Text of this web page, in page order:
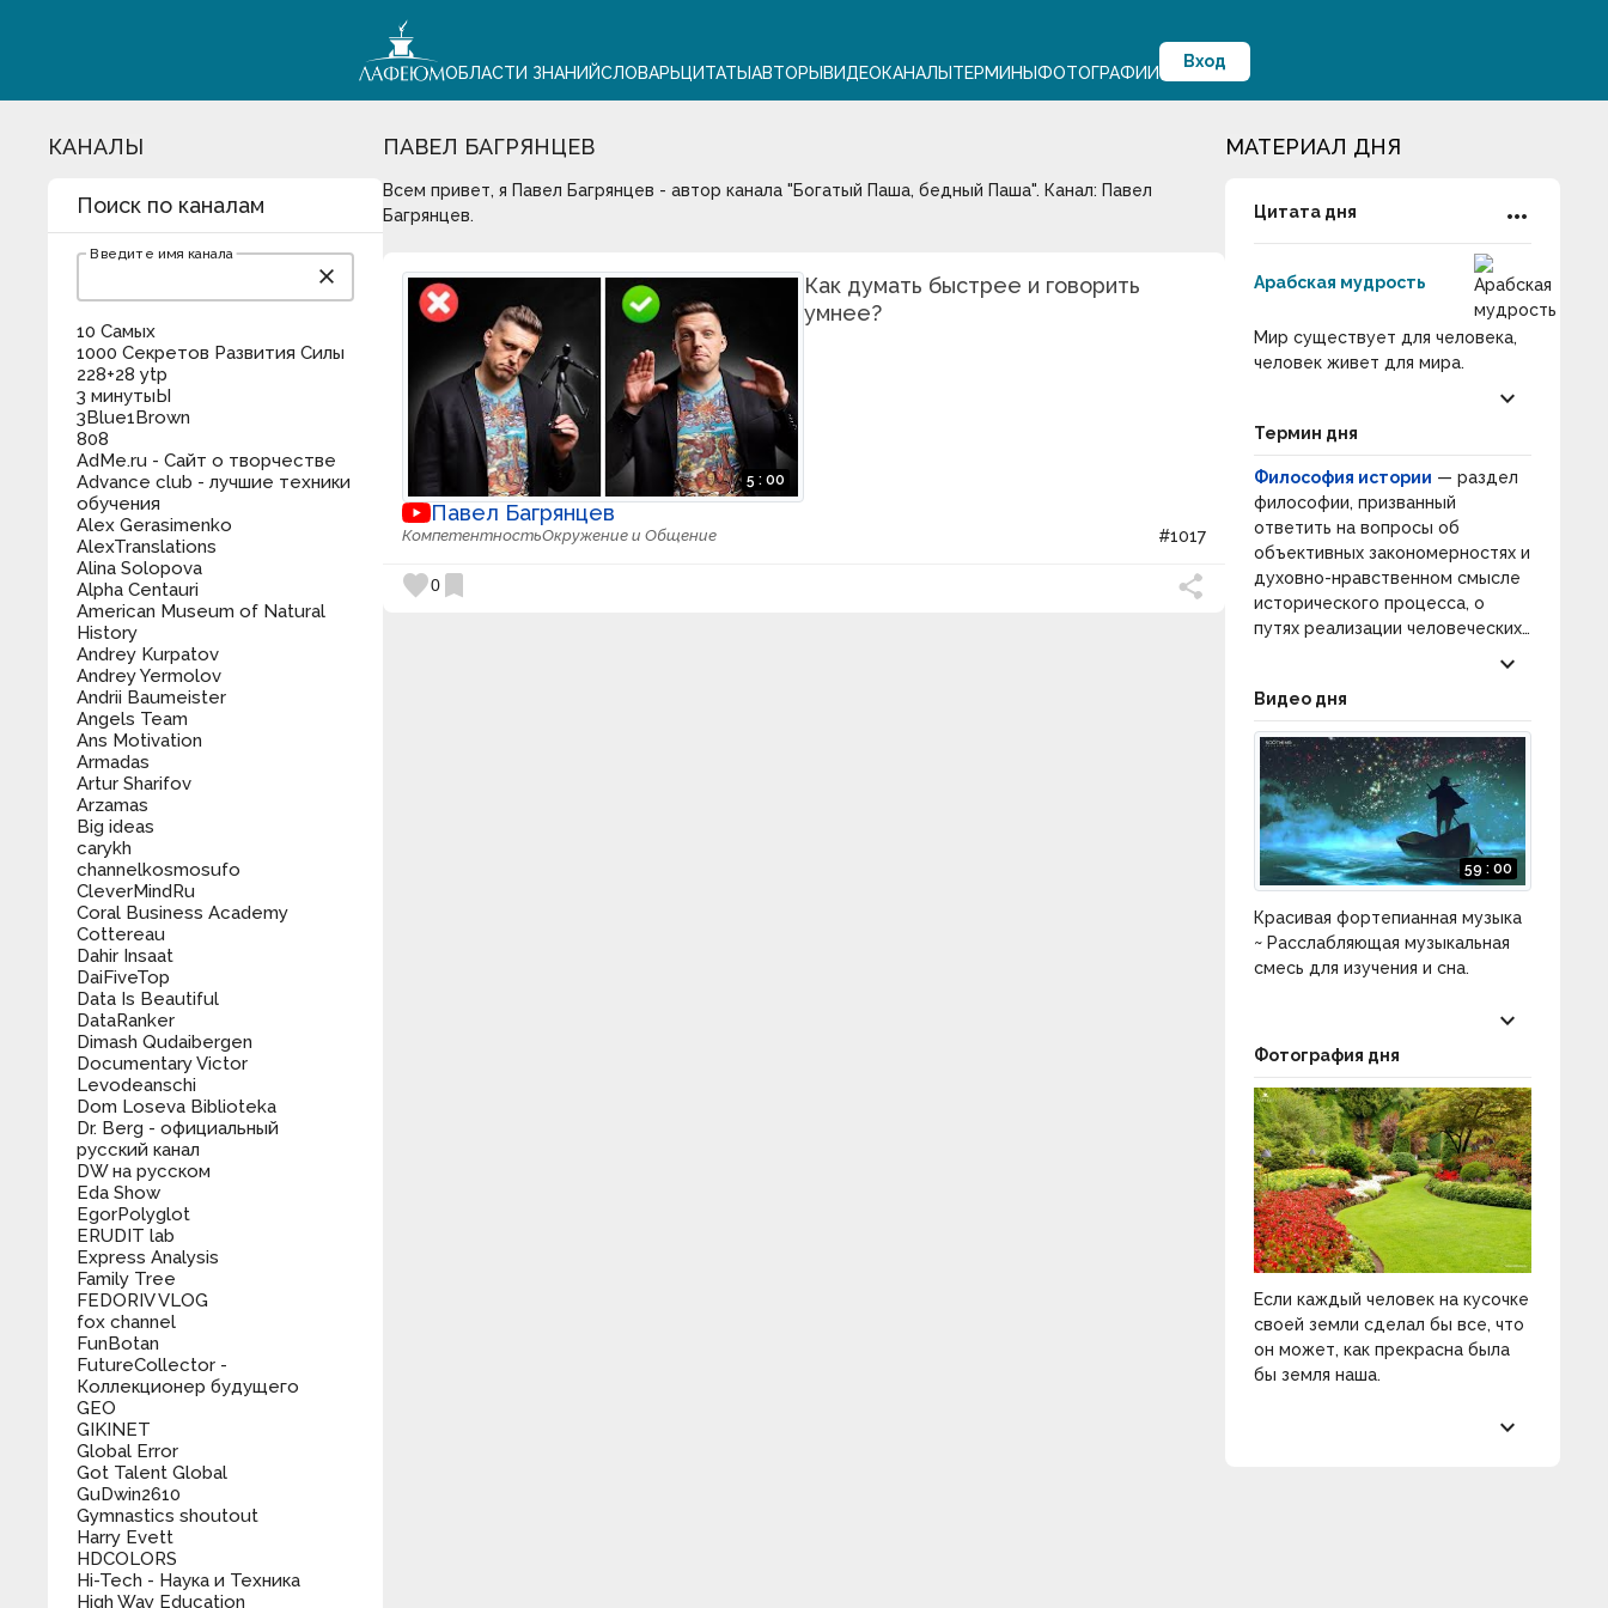
ОБЛАСТИ ЗНАНИЙСЛОВАРЬЦИТАТЫАВТОРЫВИДЕОКАНАЛЫТЕРМИНЫФОТОГРАФИИ
Вход
КАНАЛЫ
Поиск по каналам
Введите имя канала
close
10 Самых
1000 Секретов Развития Силы
228+28 ytp
3 минутыЫ
3Blue1Brown
808
AdMe.ru - Сайт о творчестве
Advance club - лучшие техники
обучения
Alex Gerasimenko
AlexTranslations
Alina Solopova
Alpha Centauri
American Museum of Natural
History
Andrey Kurpatov
Andrey Yermolov
Andrii Baumeister
Angels Team
Ans Motivation
Armadas
Artur Sharifov
Arzamas
Big ideas
carykh
channelkosmosufo
CleverMindRu
Coral Business Academy
Cottereau
Dahir Insaat
DaiFiveTop
Data Is Beautiful
DataRanker
Dimash Qudaibergen
Documentary Victor
Levodeanschi
Dom Loseva Biblioteka
Dr. Berg - официальный
русский канал
DW на русском
Eda Show
EgorPolyglot
ERUDIT lab
Express Analysis
Family Tree
FEDORIV VLOG
fox channel
FunBotan
FutureCollector -
Коллекционер будущего
GEO
GIKINET
Global Error
Got Talent Global
GuDwin2610
Gymnastics shoutout
Harry Evett
HDCOLORS
Hi-Tech - Наука и Техника
High Way Education
ПАВЕЛ БАГРЯНЦЕВ
Всем привет, я Павел Багрянцев - автор канала "Богатый Паша, бедный Паша". Канал: Павел
Багрянцев.
5 : 00
Как думать быстрее и говорить
умнее?
Павел Багрянцев
КомпетентностьОкружение и Общение #1017
favorite0 bookmark
МАТЕРИАЛ ДНЯ
Цитата дня more_horiz
Арабская мудрость
Мир существует для человека,
человек живет для мира.
keyboard_arrow_down
Термин дня
Философия истории — раздел
философии, призванный
ответить на вопросы об
объективных закономерностях и
духовно-нравственном смысле
исторического процесса, о
путях реализации человеческих
общечеловеческого единства.
Категория:Философия истории.
keyboard_arrow_down
Видео дня
59 : 00
Красивая фортепианная музыка
~ Расслабляющая музыкальная
смесь для изучения и сна.
keyboard_arrow_down
Фотография дня
Если каждый человек на кусочке
своей земли сделал бы все, что
он может, как прекрасна была
бы земля наша.
keyboard_arrow_down